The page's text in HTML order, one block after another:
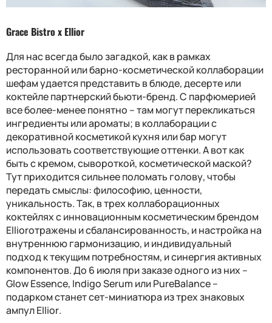
Grace Bistro x Ellior
Для нас всегда было загадкой, как в рамках
ресторанной или барно-косметической коллаборации
шефам удается представить в блюде, десерте или
коктейле партнерский бьюти-бренд. С парфюмерией
все более-менее понятно – там могут перекликаться
ингредиенты или ароматы; в коллаборации с
декоративной косметикой кухня или бар могут
использовать соответствующие оттенки. А вот как
быть с кремом, сывороткой, косметической маской?
Тут приходится сильнее поломать голову, чтобы
передать смыслы: философию, ценности,
уникальность. Так, в трех коллаборационных
коктейлях с инновационным косметическим брендом
Elliorотражены и сбалансированность, и настройка на
внутреннюю гармонизацию, и индивидуальный
подход к текущим потребностям, и синергия активных
компонентов. До 6 июля при заказе одного из них –
Glow Essence, Indigo Serum илиPureBalance–
подарком станет сет-миниатюра из трех знаковых
ампулEllior.